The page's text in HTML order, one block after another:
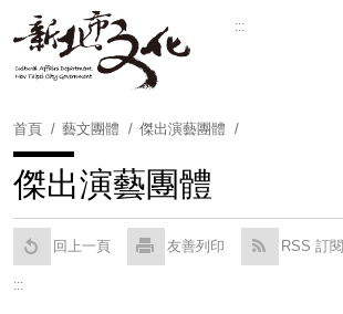
:::
首頁 藝文團體 傑出演藝團體
傑出演藝團體
回上一頁 友善列印 RSS 訂閱
:::